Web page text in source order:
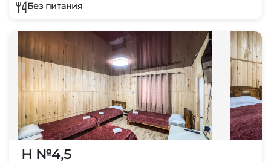
Без питания
Н №4,5